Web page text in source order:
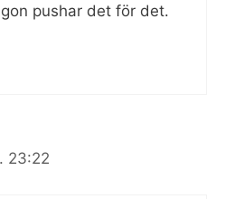
pushar det för det.
23:22